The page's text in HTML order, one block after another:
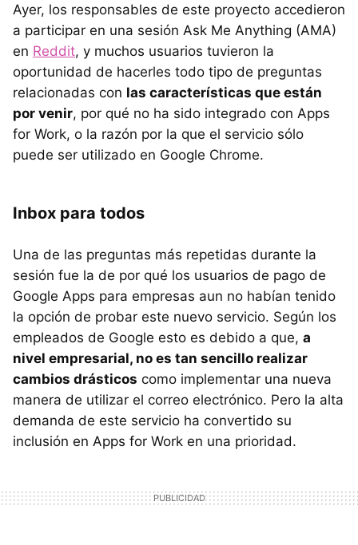
Ayer, los responsables de este proyecto accedieron
a participar en una sesión Ask Me Anything (AMA)
en Reddit, y muchos usuarios tuvieron la
oportunidad de hacerles todo tipo de preguntas
relacionadas con las características que están
por venir, por qué no ha sido integrado con Apps
for Work, o la razón por la que el servicio sólo
puede ser utilizado en Google Chrome.
Inbox para todos
Una de las preguntas más repetidas durante la
sesión fue la de por qué los usuarios de pago de
Google Apps para empresas aun no habían tenido
la opción de probar este nuevo servicio. Según los
empleados de Google esto es debido a que, a
nivel empresarial, no es tan sencillo realizar
cambios drásticos como implementar una nueva
manera de utilizar el correo electrónico. Pero la alta
demanda de este servicio ha convertido su
inclusión en Apps for Work en una prioridad.